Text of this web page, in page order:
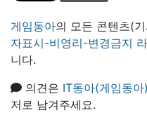
게임동아의 모든 콘텐츠(
자표시-비영리-변경금지
니다.
의견은 IT동아(게임동
저로 남겨주세요.